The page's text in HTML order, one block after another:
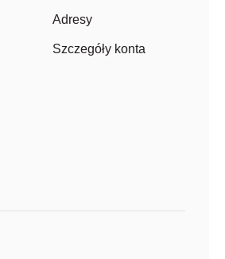
Adresy
Szczegóły konta